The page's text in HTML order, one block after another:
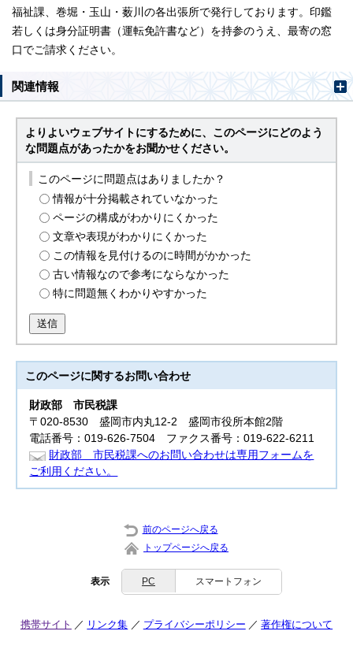
福祉課、巻堀・玉山・薮川の各出張所で発行しております。印鑑
若しくは身分証明書（運転免許書など）を持参のうえ、最寄の窓
口でご請求ください。
関連情報
よりよいウェブサイトにするために、このページにどのよう
な問題点があったかをお聞かせください。
このページに問題点はありましたか？
情報が十分掲載されていなかった
ページの構成がわかりにくかった
文章や表現がわかりにくかった
この情報を見付けるのに時間がかかった
古い情報なので参考にならなかった
特に問題無くわかりやすかった
送信
このページに関するお問い合わせ
財政部市民税課
〒020-8530 盛岡市内丸12-2 盛岡市役所本館2階
電話番号：019-626-7504 ファクス番号：019-622-6211
財政部 市民税課へのお問い合わせは専用フォームを
ご利用ください。
前のページへ戻る
トップページへ戻る
表示 PC スマートフォン
携帯サイト リンク集 プライバシーポリシー 著作権について